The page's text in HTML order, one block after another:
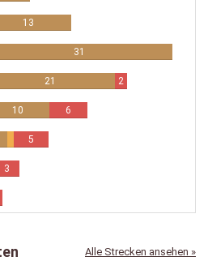
13
31
21 2
10 6
5
3
Alle Strecken ansehen »